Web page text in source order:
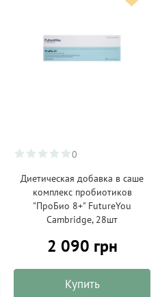
0
Диетическая добавка в саше
комплекс пробиотиков
"ПроБио 8+" FutureYou
Cambridge, 28шт
2 090 грн
Купить